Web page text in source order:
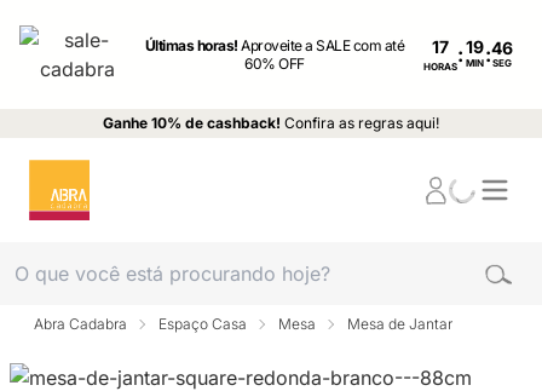
Últimas horas!Aproveite a SALE com até
60% OFF
17
HORAS: MIN : SEG
Ganhe 10% de cashback! Confira as regras aqui!
Abra Cadabra Espaço Casa Mesa Mesa de Jantar